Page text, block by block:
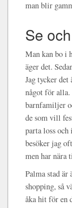
man blir
Se
Man kan bo i
äger det.
Jag tycker det
något för alla.
barnfamiljer
de som vill
parta loss
besöker jag
men har nära
Palma stad
shopping, så
åka hit för en